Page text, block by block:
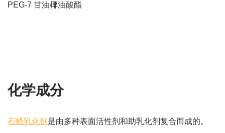
PEG-7 甘油椰油酸酯
化学成分
石蜡乳化剂 是由多种表面活性剂和助乳化剂复合而成的。